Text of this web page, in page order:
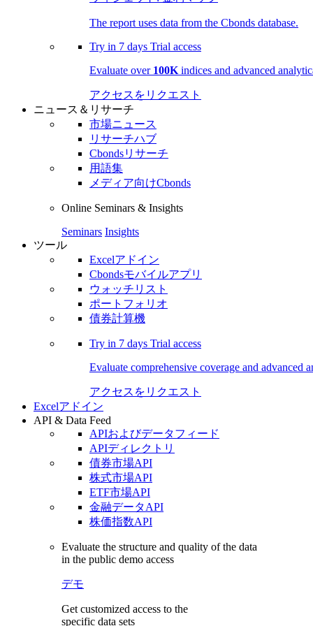
The report uses data from the Cbonds database.
Try in 7 days Trial access
Evaluate over 100K indices and advanced
アクセスをリクエスト
ニュース＆リサーチ
市場ニュース
リサーチハブ
Cbondsリサーチ
用語集
メディア向けCbonds
Online Seminars & Insights
Seminars Insights
ツール
Excelアドイン
Cbondsモバイルアプリ
ウォッチリスト
ポートフォリオ
債券計算機
Try in 7 days Trial access
Evaluate comprehensive coverage and advanced
アクセスをリクエスト
Excelアドイン
API & Data Feed
APIおよびデータフィード
APIディレクトリ
債券市場API
株式市場API
ETF市場API
金融データAPI
株価指数API
Evaluate the structure and quality of the data
in the public demo access
デモ
Get customized access to the
specific data sets